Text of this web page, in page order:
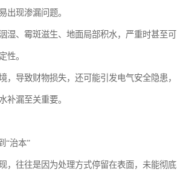
出现渗漏问题。
湿、霉斑滋生、地面局部积水，严重时甚至可
性。
，导致财物损失，还可能引发电气安全隐患，
补漏至关重要。
“治本”
，往往是因为处理方式停留在表面，未能彻底